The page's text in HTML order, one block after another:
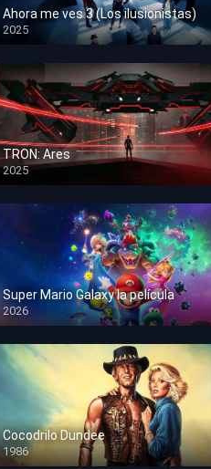
Ahora me ves 3 (Los ilusionistas)
2025
HD 1080p
TRON: Ares
2025
HD 1080p
Super Mario Galaxy la película
2026
HD 1080p
Cocodrilo Dundee
1986
HD 1080p